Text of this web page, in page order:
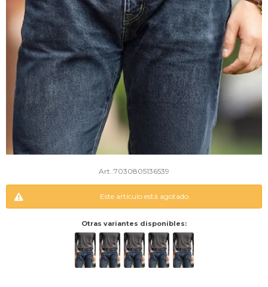
7030805136539
Este artículo está agotado.
Otras variantes disponibles: